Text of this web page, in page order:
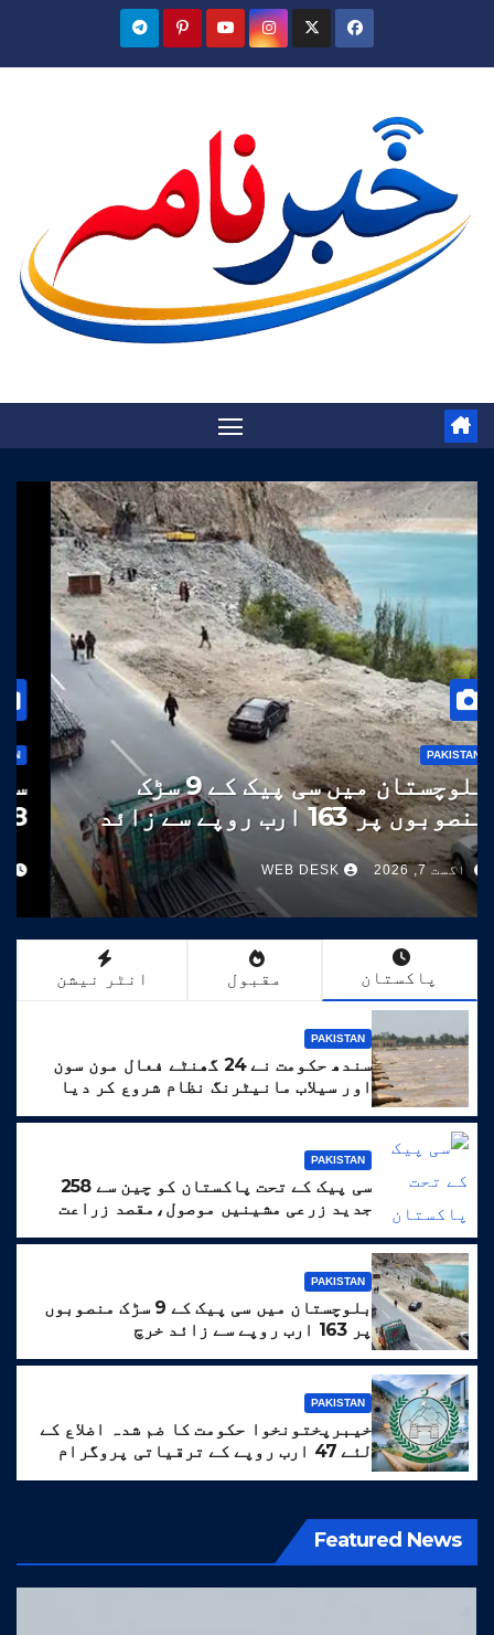
PAKISTAN
بلوچستان میں سی پیک کے 9 سڑک
منصوبوں پر 163 ارب روپے سے زائد
خرچ
اگست 7, 2026 WEB DESK
پاکستان مقبول انٹر نیشن
PAKISTAN
سندھ حکومت نے 24 گھنٹے فعال مون سون
اور سیلاب مانیٹرنگ نظام شروع کر دیا
PAKISTAN
سی پیک کے تحت پاکستان کو چین سے 258
جدید زرعی مشینیں موصول،مقصد زراعت
PAKISTAN
بلوچستان میں سی پیک کے 9 سڑک منصوبوں
پر 163 ارب روپے سے زائد خرچ
PAKISTAN
خیبرپختونخوا حکومت کا ضم شدہ اضلاع کے
لئے 47 ارب روپے کے ترقیاتی پروگرام
Featured News